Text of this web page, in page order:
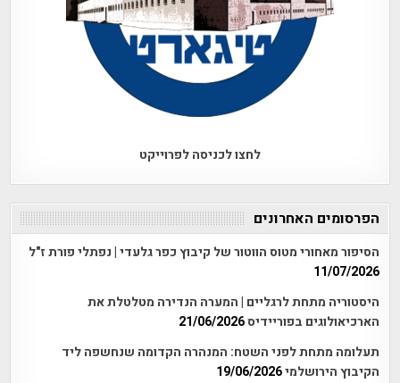
לחצו לכניסה לפרוייקט
הפרסומים האחרונים
הסיפור מאחורי מטוס הווטור של קיבוץ כפר גלעדי | נפתלי פורת ז"ל
11/07/2026
היסטוריה מתחת לרגליים | המערה הנדירה מטלטלת את
הארכיאולוגים בפוריידיס21/06/2026
תעלומה מתחת לפני השטח: המנהרה הקדומה שנחשפה ליד
הקיבוץ הירושלמי19/06/2026